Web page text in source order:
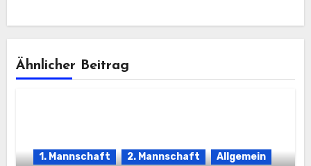
Ähnlicher Beitrag
1. Mannschaft 2. Mannschaft Allgemein